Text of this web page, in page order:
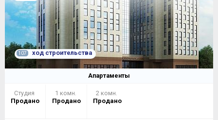
107 ход строительства
Апартаменты
Студия
Продано
1 комн.
Продано
2 комн.
Продано